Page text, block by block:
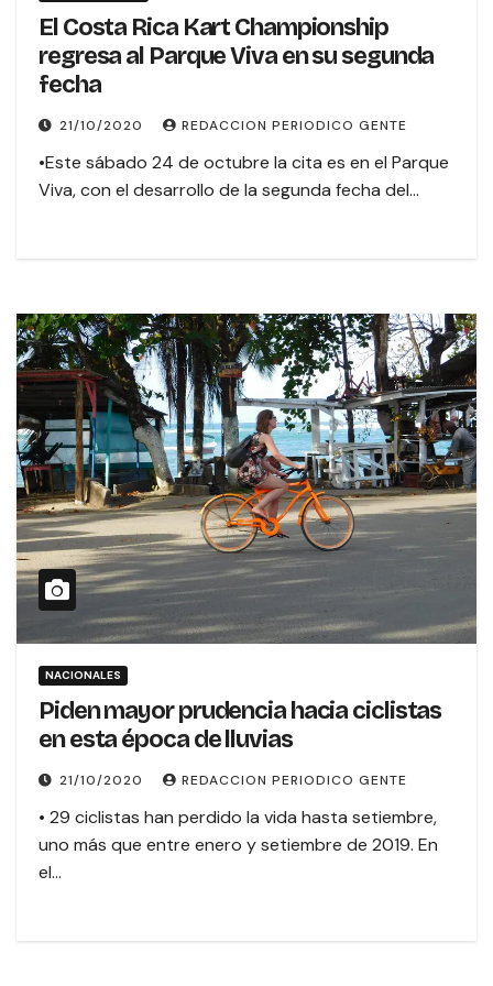
El Costa Rica Kart Championship
regresa al Parque Viva en su segunda
fecha
21/10/2020 REDACCION PERIODICO GENTE
•Este sábado 24 de octubre la cita es en el Parque
Viva, con el desarrollo de la segunda fecha del…
NACIONALES
Piden mayor prudencia hacia ciclistas
en esta época de lluvias
21/10/2020 REDACCION PERIODICO GENTE
• 29 ciclistas han perdido la vida hasta setiembre,
uno más que entre enero y setiembre de 2019. En
el…